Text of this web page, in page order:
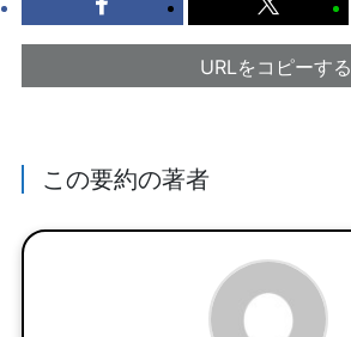
URLをコピーする
この要約の著者